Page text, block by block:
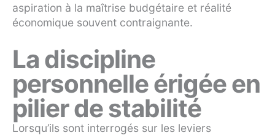
aspiration à la maîtrise budgétaire et réalité
économique souvent contraignante.
La discipline
personnelle érigée en
pilier de stabilité
Lorsqu’ils sont interrogés sur les leviers